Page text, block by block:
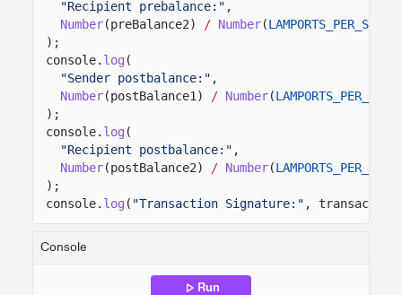
"Recipient prebalance:" ,
Number(preBalance2) / Number(LAMPORTS_PER_SOL
);
console. log (
"Sender postbalance:" ,
Number(postBalance1) / Number(LAMPORTS_PER_SOL
);
console. log (
"Recipient postbalance:" ,
Number(postBalance2) / Number(LAMPORTS_PER_SOL
);
console. log ( "Transaction Signature:" ,
Console
Run